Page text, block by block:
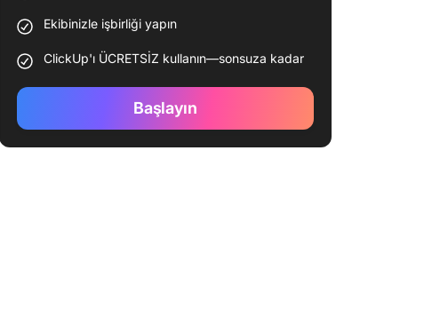
Ekibinizle işbirliği yapın
ClickUp'ı ÜCRETSİZ kullanın—sonsuza kadar
Başlayın